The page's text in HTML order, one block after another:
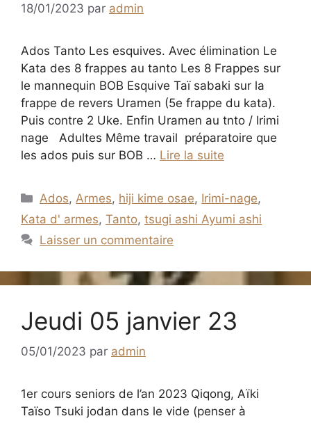
18/01/2023 par admin
Ados Tanto Les esquives. Avec élimination Le
Kata des 8 frappes au tanto Les 8 Frappes sur
le mannequin BOB Esquive Taï sabaki sur la
frappe de revers Uramen (5e frappe du kata).
Puis contre 2 Uke. Enfin Uramen au tnto / Irimi
nage Adultes Même travail préparatoire que
les ados puis sur BOB … Lire la suite
Catégories
Ados, Armes, hiji kime osae, Irimi-nage,
Kata d' armes, Tanto, tsugi ashi Ayumi ashi
Laisser un commentaire
Jeudi 05 janvier 23
05/01/2023 par admin
1er cours seniors de l’an 2023 Qiqong, Aïki
Taïso Tsuki jodan dans le vide (penser à